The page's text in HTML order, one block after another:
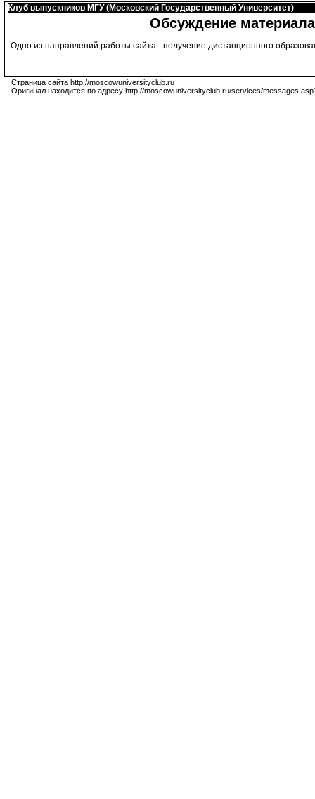
Клуб выпускников МГУ (Московский Государственный Университет)
Обсуждение
Одно из направлений работы сайта - получение дистанционного
Страница сайта http://moscowuniversityclub.ru
Оригинал находится по адресу http://moscowuniversityclub.ru/services/